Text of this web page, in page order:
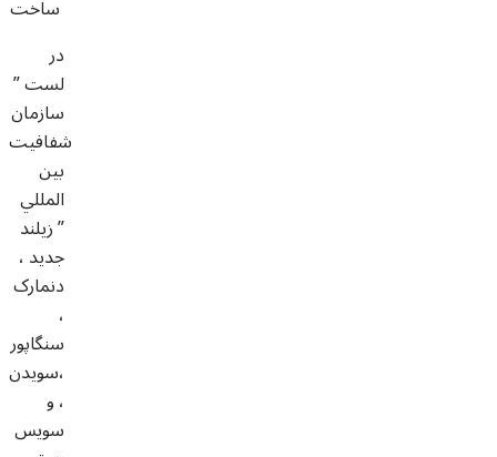
در
لست ”
سازمان
شفافيت
بين
المللي
” زيلند
جديد ،
دنمارک
،
سنگاپور
،سويدن
، و
سويس